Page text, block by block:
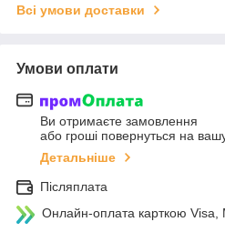
Всі умови доставки
Умови оплати
Ви отримаєте замовлення
або гроші повернуться на
Детальніше
Післяплата
Онлайн-оплата карткою Visa,